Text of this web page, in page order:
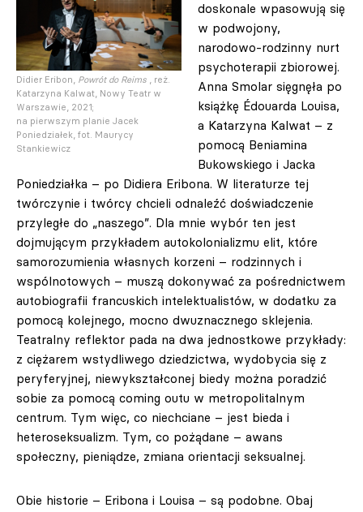
Didier Eribon, Powrót do Reims , reż.
Katarzyna Kalwat, Nowy Teatr w
Warszawie, 2021;
na pierwszym planie Jacek
Poniedziałek, fot. Maurycy
Stankiewicz
doskonale wpasowują się
w podwojony,
narodowo-rodzinny nurt
psychoterapii zbiorowej.
Anna Smolar sięgnęła po
książkę Édouarda Louisa,
a Katarzyna Kalwat – z
pomocą Beniamina
Bukowskiego i Jacka
Poniedziałka – po Didiera Eribona. W literaturze tej
twórczynie i twórcy chcieli odnaleźć doświadczenie
przyległe do „naszego”. Dla mnie wybór ten jest
dojmującym przykładem autokolonializmu elit, które
samorozumienia własnych korzeni – rodzinnych i
wspólnotowych – muszą dokonywać za pośrednictwem
autobiografii francuskich intelektualistów, w dodatku za
pomocą kolejnego, mocno dwuznacznego sklejenia.
Teatralny reflektor pada na dwa jednostkowe przykłady:
z ciężarem wstydliwego dziedzictwa, wydobycia się z
peryferyjnej, niewykształconej biedy można poradzić
sobie za pomocą coming outu w metropolitalnym
centrum. Tym więc, co niechciane – jest bieda i
heteroseksualizm. Tym, co pożądane – awans
społeczny, pieniądze, zmiana orientacji seksualnej.
Obie historie – Eribona i Louisa – są podobne. Obaj